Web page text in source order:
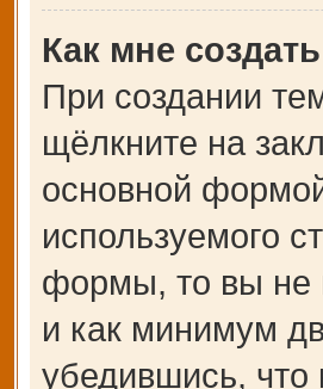
Как мне
При создании
щёлкните на
основной
используемого
формы, то вы не
и как минимум
убедившись, что